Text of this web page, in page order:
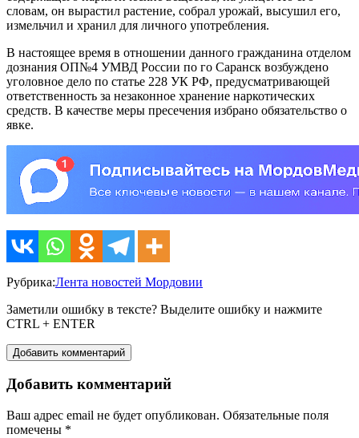
словам, он вырастил растение, собрал урожай, высушил его,
измельчил и хранил для личного употребления.
В настоящее время в отношении данного гражданина отделом
дознания ОП№4 УМВД России по го Саранск возбуждено
уголовное дело по статье 228 УК РФ, предусматривающей
ответственность за незаконное хранение наркотических
средств. В качестве меры пресечения избрано обязательство о
явке.
Рубрика:Лента новостей Мордовии
Заметили ошибку в тексте? Выделите ошибку и нажмите
CTRL + ENTER
Добавить комментарий
Добавить комментарий
Ваш адрес email не будет опубликован. Обязательные поля
помечены *